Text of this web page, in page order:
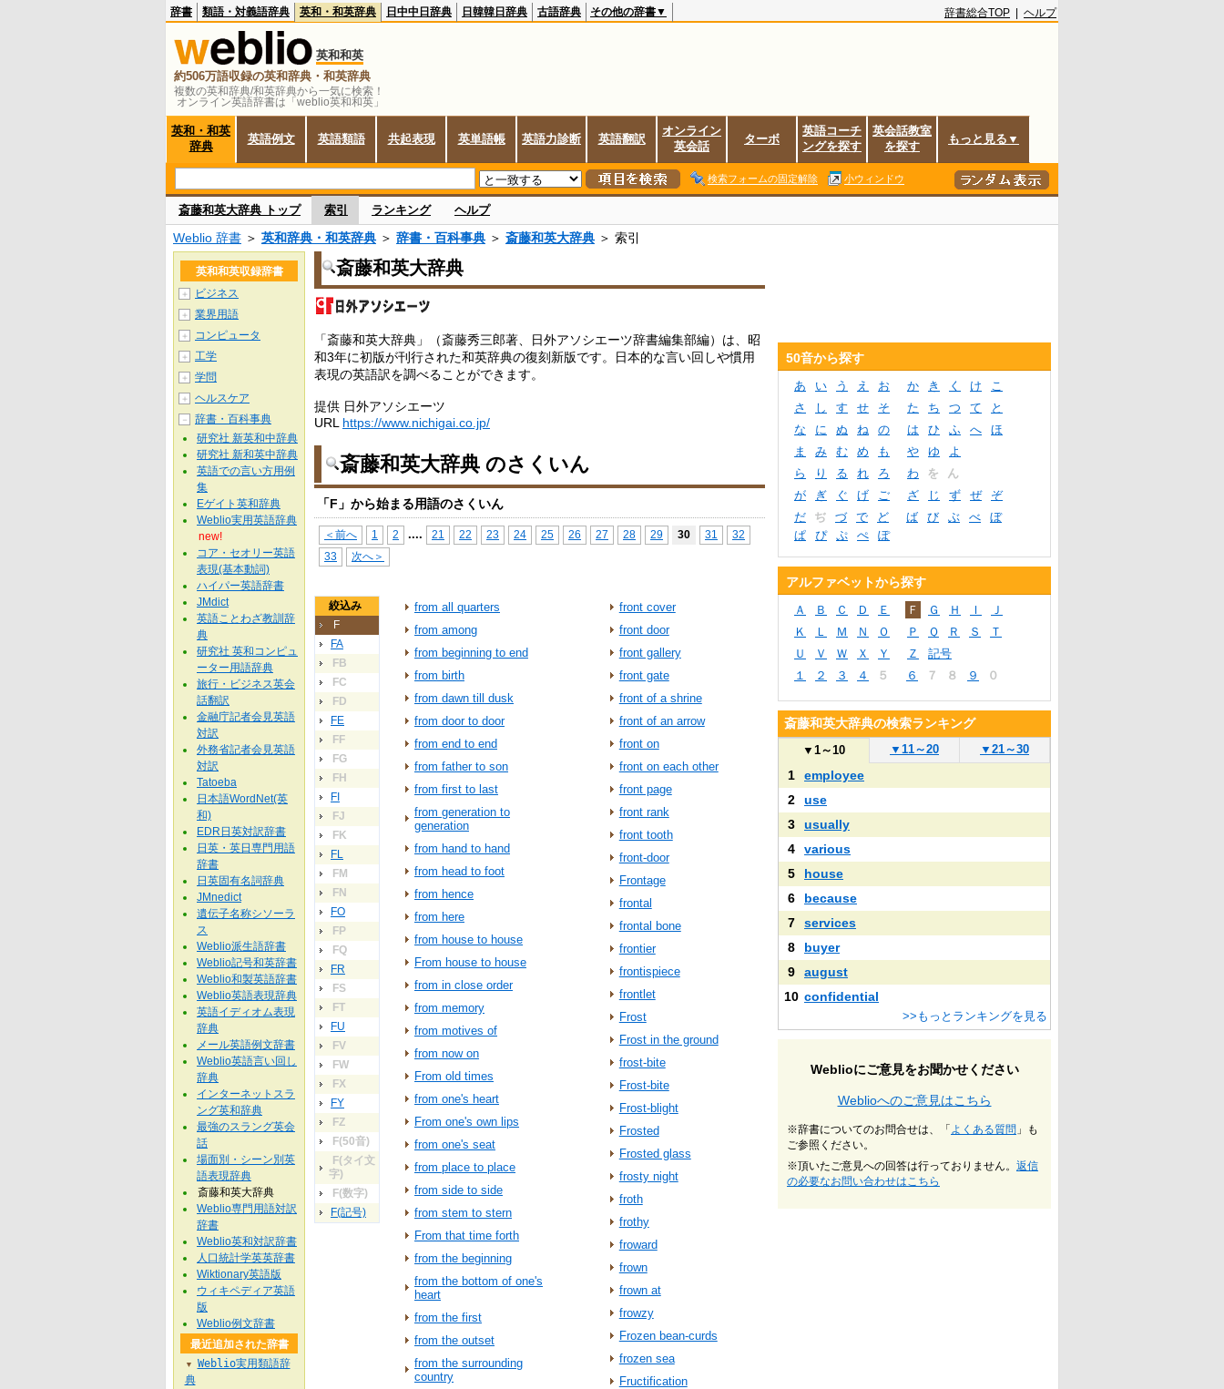
複数の英和辞典/和英辞典から一気に検索！
オンライン英語辞書は「weblio英和和英」
辞書 類語・対義語辞典 英和・和英辞典 日中中日辞典 日韓韓日辞典 古語辞典 その他の辞書▼ 辞書総合TOP ヘルプ
英和和英
約506万語収録の英和辞典・和英辞典
英和・和英
辞典
英語例文 英語類語 共起表現 英単語帳 英語力診断 英語翻訳
オンライン
英会話
ターボ
英語コーチ
ングを探す
英会話教室
を探す
もっと見る▼
検索フォームの固定解除 小ウィンドウ
斎藤和英大辞典 トップ 索引 ランキング ヘルプ
Weblio 辞書 ＞ 英和辞典・和英辞典 ＞ 辞書・百科事典 ＞斎藤和英大辞典 ＞ 索引
斎藤和英大辞典
「斎藤和英大辞典」（斎藤秀三郎著、日外アソシエーツ辞書編集部編）は、昭
和3年に初版が刊行された和英辞典の復刻新版です。日本的な言い回しや慣用
表現の英語訳を調べることができます。
提供 日外アソシエーツ
URL https://www.nichigai.co.jp/
斎藤和英大辞典 のさくいん
「F」から始まる用語のさくいん
＜前へ 1 2 .... 21 22 23 24 25 26 27 28 29 30 31
32
33
次へ＞
絞込み
F
FA
FB
FC
FD
FE
FF
FG
FH
FI
FJ
FK
FL
FM
FN
FO
FP
FQ
FR
FS
FT
FU
FV
FW
FX
FY
FZ
F(50音)
F(タイ文
字)
F(数字)
F(記号)
from all quarters
from among
from beginning to end
from birth
from dawn till dusk
from door to door
from end to end
from father to son
from first to last
from generation to
generation
from hand to hand
from head to foot
from hence
from here
from house to house
From house to house
from in close order
from memory
from motives of
from now on
From old times
from one's heart
From one's own lips
from one's seat
from place to place
from side to side
from stem to stern
From that time forth
from the beginning
from the bottom of one's
heart
from the first
from the outset
from the surrounding
country
front cover
front door
front gallery
front gate
front of a shrine
front of an arrow
front on
front on each other
front page
front rank
front tooth
front-door
Frontage
frontal
frontal bone
frontier
frontispiece
frontlet
Frost
Frost in the ground
frost-bite
Frost-bite
Frost-blight
Frosted
Frosted glass
frosty night
froth
frothy
froward
frown
frown at
frowzy
Frozen bean-curds
frozen sea
Fructification
英和和英収録辞書
＋ ビジネス
＋ 業界用語
＋ コンピュータ
＋ 工学
＋ 学問
＋ ヘルスケア
－
辞書・百科事典
研究社 新英和中辞典
研究社 新和英中辞典
英語での言い方用例
集
Eゲイト英和辞典
Weblio実用英語辞典
new!
コア・セオリー英語
表現(基本動詞)
ハイパー英語辞書
JMdict
英語ことわざ教訓辞
典
研究社 英和コンピュ
ーター用語辞典
旅行・ビジネス英会
話翻訳
金融庁記者会見英語
対訳
外務省記者会見英語
対訳
Tatoeba
日本語WordNet(英
和)
EDR日英対訳辞書
日英・英日専門用語
辞書
日英固有名詞辞典
JMnedict
遺伝子名称シソーラ
ス
Weblio派生語辞書
Weblio記号和英辞書
Weblio和製英語辞書
Weblio英語表現辞典
英語イディオム表現
辞典
メール英語例文辞書
Weblio英語言い回し
辞典
インターネットスラ
ング英和辞典
最強のスラング英会
話
場面別・シーン別英
語表現辞典
斎藤和英大辞典
Weblio専門用語対訳
辞書
Weblio英和対訳辞書
人口統計学英英辞書
Wiktionary英語版
ウィキペディア英語
版
Weblio例文辞書
最近追加された辞書
▼
Weblio実用類語辞
典
50音から探す
あ い う え お か き く け
こ
さ
し す せ そ た ち つ て
と
な
に ぬ ね の は ひ ふ へ
ほ
ま
み む め も や ゆ
よ
ら
り る れ ろ わ を
ん
が
ぎ ぐ げ ご ざ じ ず ぜ
ぞ
だ
ぢ づ で ど ば び ぶ べ
ぼ
ぱ
ぴ ぷ ぺ ぽ
アルファベットから探す
Ａ Ｂ Ｃ Ｄ Ｅ Ｆ Ｇ Ｈ Ｉ
Ｊ
Ｋ
Ｌ Ｍ Ｎ Ｏ Ｐ Ｑ Ｒ Ｓ
Ｔ
Ｕ
Ｖ Ｗ Ｘ Ｙ Ｚ
記号
１
２ ３ ４ ５ ６ ７ ８ ９ ０
斎藤和英大辞典の検索ランキング
▼ 1～10 ▼ 11～20 ▼ 21～30
1
employee
2
use
3
usually
4
various
5
house
6
because
7
services
8
buyer
9
august
10 confidential
>>もっとランキングを見る
Weblioにご意見をお聞かせください
Weblioへのご意見はこちら
※辞書についてのお問合せは、「 よくある質問 」も
ご参照ください。
※頂いたご意見への回答は行っておりません。 返信
の必要なお問い合わせはこちら